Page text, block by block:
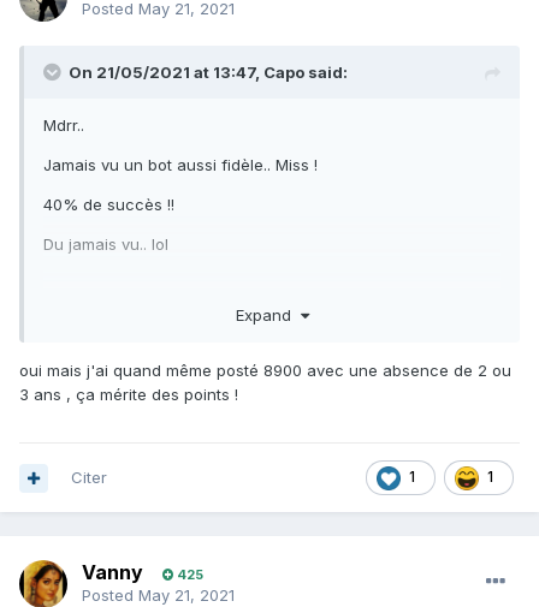
Posted May 21, 2021
On 21/05/2021 at 13:47, Capo said:
Mdrr..
Jamais vu un bot aussi fidèle.. Miss !
40% de succès !!
Du jamais vu.. lol
Expand
oui mais j'ai quand même posté 8900 avec une absence de 2 ou
3 ans , ça mérite des points !
1 1
Citer
Vanny 425
Posted May 21, 2021